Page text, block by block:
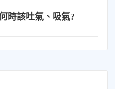
時該吐氣、吸氣?